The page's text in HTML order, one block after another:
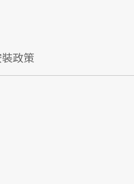
政策